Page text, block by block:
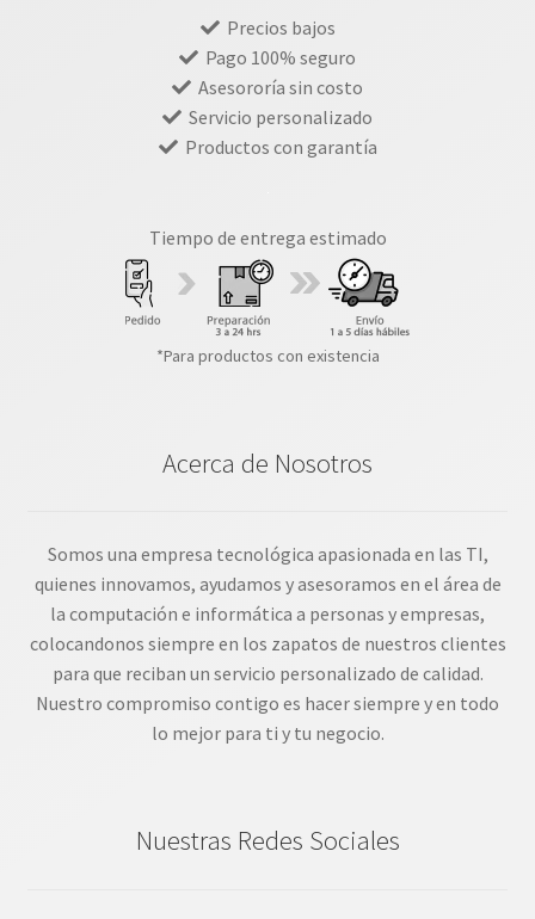
Precios bajos
Pago 100% seguro
Asesororía sin costo
Servicio personalizado
Productos con garantía
Tiempo de entrega estimado
*Para productos con existencia
Acerca de Nosotros
Somos una empresa tecnológica apasionada en las TI,
quienes innovamos, ayudamos y asesoramos en el área de
la computación e informática a personas y empresas,
colocandonos siempre en los zapatos de nuestros clientes
para que reciban un servicio personalizado de calidad.
Nuestro compromiso contigo es hacer siempre y en todo
lo mejor para ti y tu negocio.
Nuestras Redes Sociales